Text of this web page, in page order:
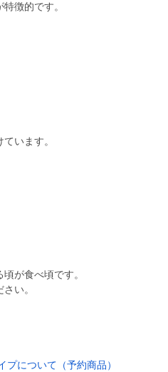
徴的です。
います。
が食べ頃です。
い。
プについて（予約商品）